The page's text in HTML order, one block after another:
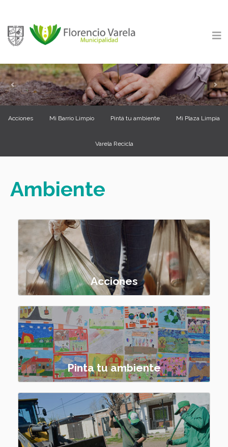
Previous
Acciones Mi Barrio Limpio Pintá tu ambiente Mi Plaza Limpia
Varela Recicla
Ambiente
Acciones
Pinta tu ambiente